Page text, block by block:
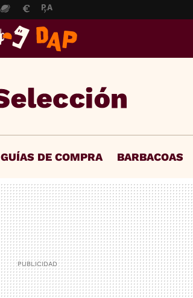
GUÍAS DE COMPRA BARBACOAS